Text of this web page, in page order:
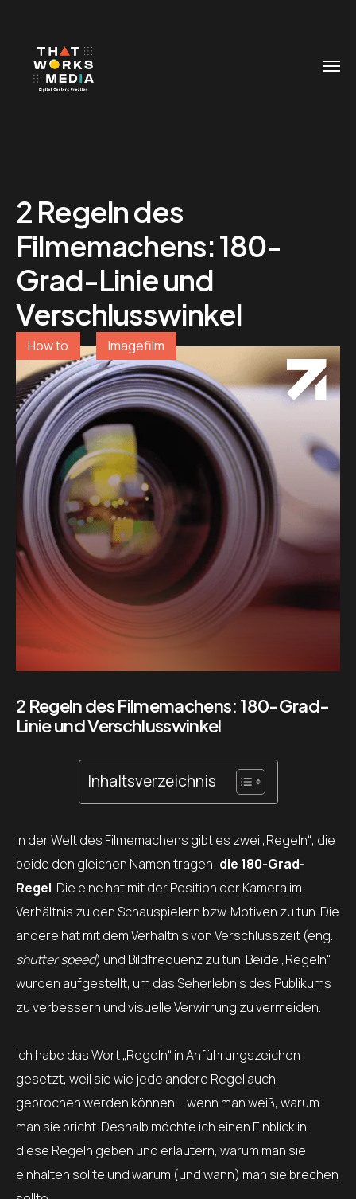
2 Regeln des
Filmemachens: 180-
Grad-Linie und
Verschlusswinkel
How to Imagefilm
2 Regeln des Filmemachens: 180-Grad-
Linie und Verschlusswinkel
Inhaltsverzeichnis
In der Welt des Filmemachens gibt es zwei „Regeln“, die
beide den gleichen Namen tragen: die 180-Grad-
Regel. Die eine hat mit der Position der Kamera im
Verhältnis zu den Schauspielern bzw. Motiven zu tun. Die
andere hat mit dem Verhältnis von Verschlusszeit (eng.
shutter speed) und Bildfrequenz zu tun. Beide „Regeln“
wurden aufgestellt, um das Seherlebnis des Publikums
zu verbessern und visuelle Verwirrung zu vermeiden.
Ich habe das Wort „Regeln“ in Anführungszeichen
gesetzt, weil sie wie jede andere Regel auch
gebrochen werden können – wenn man weiß, warum
man sie bricht. Deshalb möchte ich einen Einblick in
diese Regeln geben und erläutern, warum man sie
einhalten sollte und warum (und wann) man sie brechen